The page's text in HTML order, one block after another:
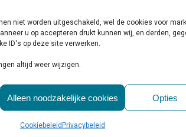
niet worden uitgeschakeld, wel de cookies voor
u op accepteren drukt kunnen wij, en derden,
ID's op deze site verwerken.
altijd weer wijzigen.
Alleen noodzakelijke cookies Opties
CookiebeleidPrivacybeleid
licht verstandelijke beperking ,LVB